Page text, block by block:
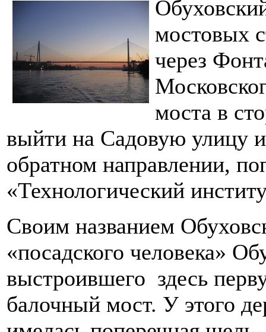
мостовых
через
моста в
выйти на Садовую улицу
обратном направлении,
«Технологический
Своим названием
«посадского человека»
выстроившего здесь
балочный мост. У этого